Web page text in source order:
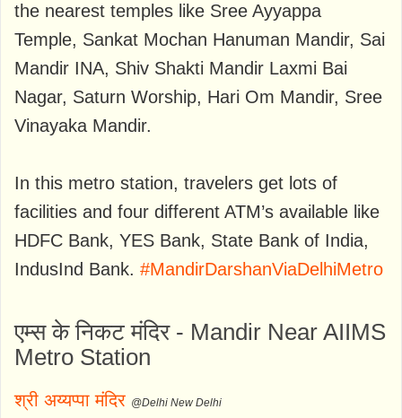
the nearest temples like Sree Ayyappa
Temple, Sankat Mochan Hanuman Mandir, Sai
Mandir INA, Shiv Shakti Mandir Laxmi Bai
Nagar, Saturn Worship, Hari Om Mandir, Sree
Vinayaka Mandir.
In this metro station, travelers get lots of
facilities and four different ATM’s available like
HDFC Bank, YES Bank, State Bank of India,
IndusInd Bank. #MandirDarshanViaDelhiMetro
एम्स के निकट मंदिर - Mandir Near AIIMS
Metro Station
श्री अय्यप्पा मंदिर @Delhi New Delhi